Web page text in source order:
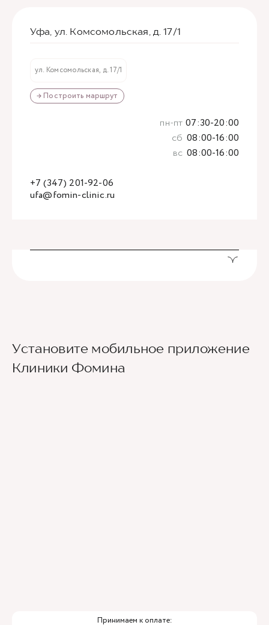
Уфа, ул. Комсомольская, д. 17/1
ул. Комсомольская, д. 17/1
→ Построить маршрут
ufa@fomin-clinic.ru
+7 (347) 201-92-06
пн-пт 07:30-20:00
сб 08:00-16:00
вс 08:00-16:00
Установите мобильное приложение
Клиники Фомина
Принимаем к оплате: